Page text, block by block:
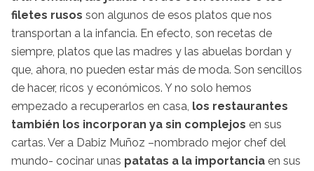
filetes rusos son algunos de esos platos que nos
transportan a la infancia. En efecto, son recetas de
siempre, platos que las madres y las abuelas bordan y
que, ahora, no pueden estar más de moda. Son sencillos
de hacer, ricos y económicos. Y no solo hemos
empezado a recuperarlos en casa, los restaurantes
también los incorporan ya sin complejos en sus
cartas. Ver a Dabiz Muñoz –nombrado mejor chef del
mundo- cocinar unas patatas a la importancia en sus